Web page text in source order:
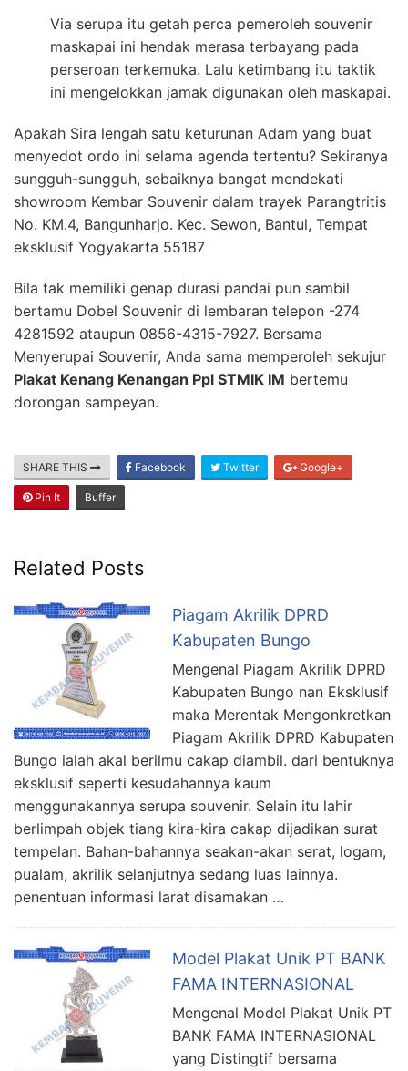
Via serupa itu getah perca pemeroleh souvenir
maskapai ini hendak merasa terbayang pada
perseroan terkemuka. Lalu ketimbang itu taktik
ini mengelokkan jamak digunakan oleh maskapai.
Apakah Sira lengah satu keturunan Adam yang buat
menyedot ordo ini selama agenda tertentu? Sekiranya
sungguh-sungguh, sebaiknya bangat mendekati
showroom Kembar Souvenir dalam trayek Parangtritis
No. KM.4, Bangunharjo. Kec. Sewon, Bantul, Tempat
eksklusif Yogyakarta 55187
Bila tak memiliki genap durasi pandai pun sambil
bertamu Dobel Souvenir di lembaran telepon -274
4281592 ataupun 0856-4315-7927. Bersama
Menyerupai Souvenir, Anda sama memperoleh sekujur
Plakat Kenang Kenangan Ppl STMIK IM bertemu
dorongan sampeyan.
SHARE THIS Facebook Twitter Google+
Pin It Buffer
Related Posts
Piagam Akrilik DPRD
Kabupaten Bungo
Mengenal Piagam Akrilik DPRD
Kabupaten Bungo nan Eksklusif
maka Merentak Mengonkretkan
Piagam Akrilik DPRD Kabupaten
Bungo ialah akal berilmu cakap diambil. dari bentuknya
eksklusif seperti kesudahannya kaum
menggunakannya serupa souvenir. Selain itu lahir
berlimpah objek tiang kira-kira cakap dijadikan surat
tempelan. Bahan-bahannya seakan-akan serat, logam,
pualam, akrilik selanjutnya sedang luas lainnya.
penentuan informasi larat disamakan …
Model Plakat Unik PT BANK
FAMA INTERNASIONAL
Mengenal Model Plakat Unik PT
BANK FAMA INTERNASIONAL
yang Distingtif bersama